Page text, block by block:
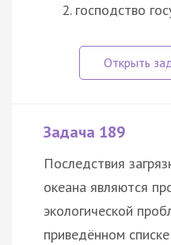
господство
Задача 189
Последствия
океана являются
экологической
приведённом